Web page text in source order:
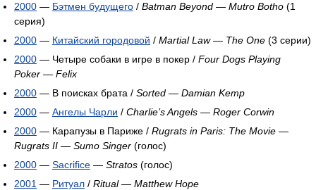
2000 — Бэтмен будущего / Batman Beyond — Mutro Botho (1
серия)
2000 — Китайский городовой / Martial Law— The One (3 серии)
2000 — Четыре собаки в игре в покер / Four Dogs Playing
Poker — Felix
2000 — В поисках брата / Sorted — Damian Kemp
2000 — Ангелы Чарли / Charlie’s Angels — Roger Corwin
2000 — Карапузы в Париже / Rugrats in Paris: The Movie —
Rugrats II — Sumo Singer (голос)
2000 — Sacrifice — Stratos (голос)
2001 — Ритуал / Ritual— Matthew Hope